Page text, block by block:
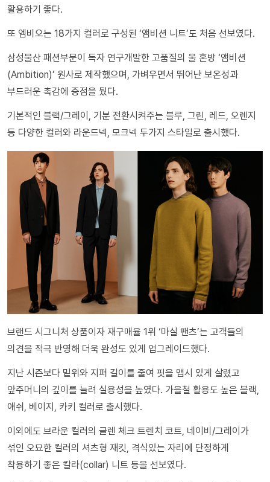
활용하기 좋다.
또 엠비오는 18가지 컬러로 구성된 ‘앰비션 니트’도 처음 선보였다.
삼성물산 패션부문이 독자 연구개발한 고품질의 울 혼방 ‘앰비션
(Ambition)’ 원사로 제작했으며, 가벼우면서 뛰어난 보온성과
부드러운 촉감에 중점을 뒀다.
기본적인 블랙/그레이, 기분 전환시켜주는 블루, 그린, 레드, 오렌지
등 다양한 컬러와 라운드넥, 모크넥 두가지 스타일로 출시했다.
브랜드 시그니처 상품이자 재구매율 1위 ‘마실 팬츠’는 고객들의
의견을 적극 반영해 더욱 완성도 있게 업그레이드했다.
지난 시즌보다 밑위와 지퍼 길이를 줄여 핏을 맵시 있게 살렸고
앞주머니의 깊이를 늘려 실용성을 높였다. 가을철 활용도 높은 블랙,
애쉬, 베이지, 카키 컬러로 출시했다.
이외에도 브라운 컬러의 글렌 체크 트렌치 코트, 네이비/그레이가
섞인 오묘한 컬러의 셔츠형 재킷, 격식있는 자리에 단정하게
착용하기 좋은 칼라(collar) 니트 등을 선보였다.